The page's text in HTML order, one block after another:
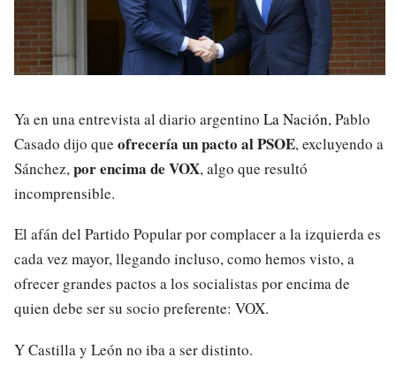
Ya en una entrevista al diario argentino La Nación, Pablo
Casado dijo que ofrecería un pacto al PSOE, excluyendo a
Sánchez,por encima de VOX, algo que resultó
incomprensible.
El afán del Partido Popular por complacer a la izquierda es
cada vez mayor, llegando incluso, como hemos visto, a
ofrecer grandes pactos a los socialistas por encima de
quien debe ser su socio preferente: VOX.
Y Castilla y León no iba a ser distinto.